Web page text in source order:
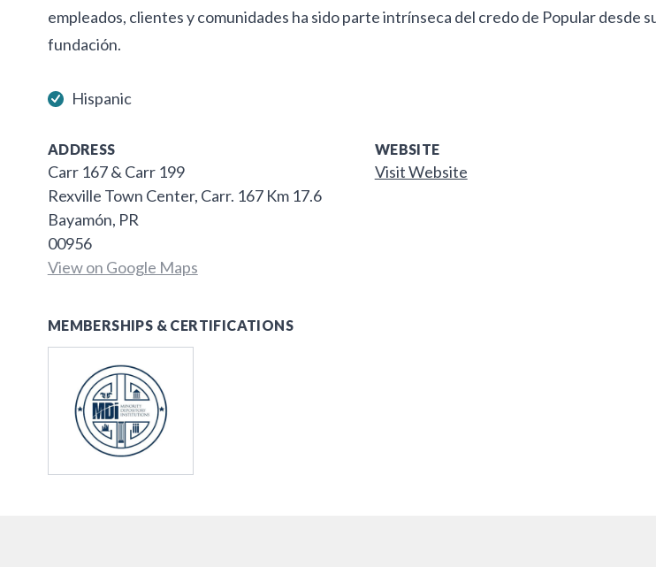
empleados, clientes y comunidades ha sido parte intrínseca del credo de Popular desde
fundación.
Hispanic
ADDRESS
Carr 167 & Carr 199
Rexville Town Center, Carr. 167 Km 17.6
Bayamón, PR
00956
View on Google Maps
WEBSITE
Visit Website
MEMBERSHIPS & CERTIFICATIONS